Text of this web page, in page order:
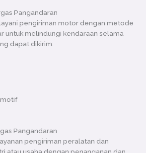
Pangandaran
pengiriman motor dengan metode
untuk melindungi kendaraan selama
dapat dikirim:
Pangandaran
pengiriman peralatan dan
atau usaha dengan penanganan dan